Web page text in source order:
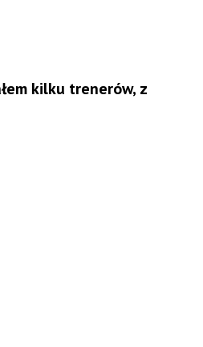
kilku trenerów, z